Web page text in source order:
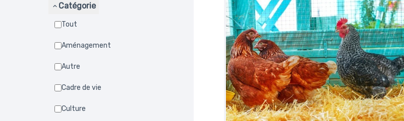
Catégorie
Tout
Aménagement
Autre
Cadre de vie
Culture